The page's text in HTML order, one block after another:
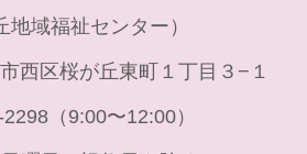
地域福祉センター）
西区桜が丘東町１丁目３−１
（9:00〜12:00）